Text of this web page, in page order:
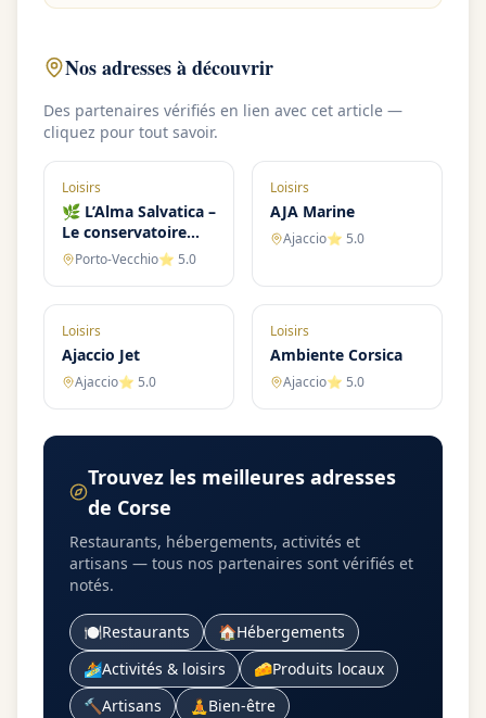
Nos adresses à découvrir
Des partenaires vérifiés en lien avec cet article —
cliquez pour tout savoir.
Loisirs
🌿 L’Alma Salvatica –
Le conservatoire
amoureux des
Porto-Vecchio⭐ 5.0
Loisirs
AJA Marine
Ajaccio⭐ 5.0
Loisirs
Ajaccio Jet
Ajaccio⭐ 5.0
Loisirs
Ambiente Corsica
Ajaccio⭐ 5.0
Trouvez les meilleures adresses
de Corse
Restaurants, hébergements, activités et
artisans — tous nos partenaires sont vérifiés et
notés.
🍽️Restaurants 🏠Hébergements
🏄Activités & loisirs 🧀Produits locaux
🔨Artisans 🧘Bien-être